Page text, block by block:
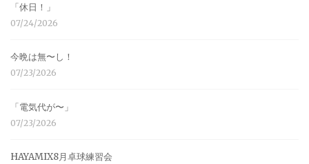
「休日！」
07/24/2026
今晩は無〜し！
07/23/2026
「電気代が〜」
07/23/2026
HAYAMIX8月卓球練習会